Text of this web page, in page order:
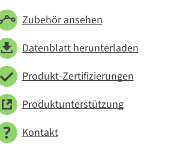
Zubehör ansehen
Datenblatt herunterladen
Produkt-Zertifizierungen
Produktunterstützung
Kontakt